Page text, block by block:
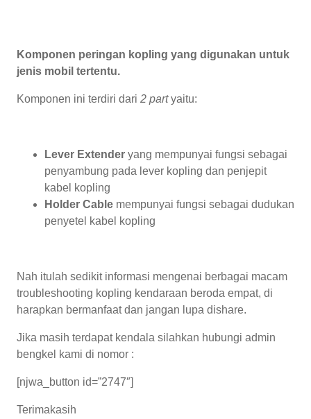
Komponen peringan kopling yang digunakan untuk
jenis mobil tertentu.
Komponen ini terdiri dari 2 partyaitu:
Lever Extender yang mempunyai fungsi sebagai
penyambung pada lever kopling dan penjepit
kabel kopling
Holder Cable mempunyai fungsi sebagai dudukan
penyetel kabel kopling
Nah itulah sedikit informasi mengenai berbagai macam
troubleshooting kopling kendaraan beroda empat, di
harapkan bermanfaat dan jangan lupa dishare.
Jika masih terdapat kendala silahkan hubungi admin
bengkel kami di nomor :
[njwa_button id=”2747″]
Terimakasih